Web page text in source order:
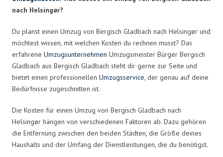
nach Helsingør?
Du planst einen Umzug von Bergisch Gladbach nach Helsingør und
möchtest wissen, mit welchen Kosten du rechnen musst? Das
erfahrene Umzugsunternehmen Umzugsmeister Bürger Bergisch
Gladbach aus Bergisch Gladbach steht dir gerne zur Seite und
bietet einen professionellen Umzugsservice, der genau auf deine
Bedürfnisse zugeschnitten ist.
Die Kosten für einen Umzug von Bergisch Gladbach nach
Helsingør hängen von verschiedenen Faktoren ab. Dazu gehören
die Entfernung zwischen den beiden Städten, die Größe deines
Haushalts und der Umfang der Dienstleistungen, die du benötigst.